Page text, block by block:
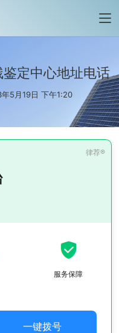
定中心地址电话
5月19日 下午1:20
服务保障
一键拨号